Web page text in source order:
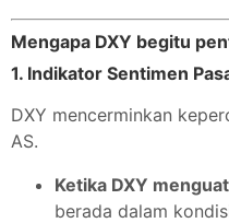
Mengapa DXY begitu
1. Indikator Sentimen
DXY mencerminkan
AS.
Ketika DXY
berada dalam